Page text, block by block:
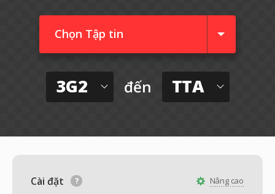
Chọn Tập tin
3G2 đến TTA
Nâng cao
Cài đặt